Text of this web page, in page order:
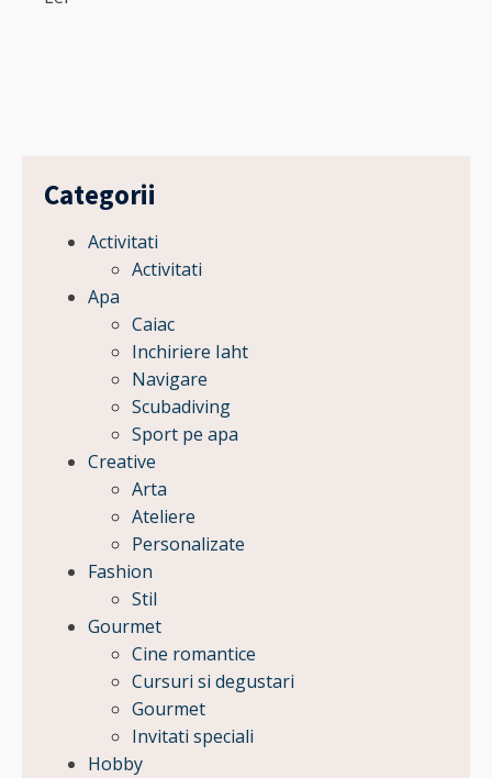
Categorii
Activitati
Activitati
Apa
Caiac
Inchiriere Iaht
Navigare
Scubadiving
Sport pe apa
Creative
Arta
Ateliere
Personalizate
Fashion
Stil
Gourmet
Cine romantice
Cursuri si degustari
Gourmet
Invitati speciali
Hobby